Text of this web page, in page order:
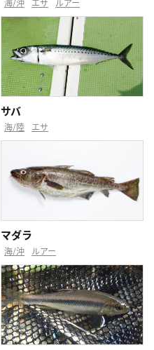
海/沖 エサ ルアー
サバ
海/陸 エサ
マダラ
海/沖 ルアー